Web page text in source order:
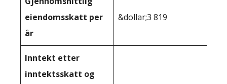
eiendomsskatt per
år
&dollar;3 819
Inntekt etter
inntektsskatt og